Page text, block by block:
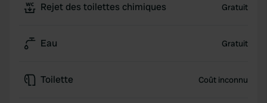
Rejet des toilettes chimiques Gratuit
Eau Gratuit
Toilette Coût inconnu